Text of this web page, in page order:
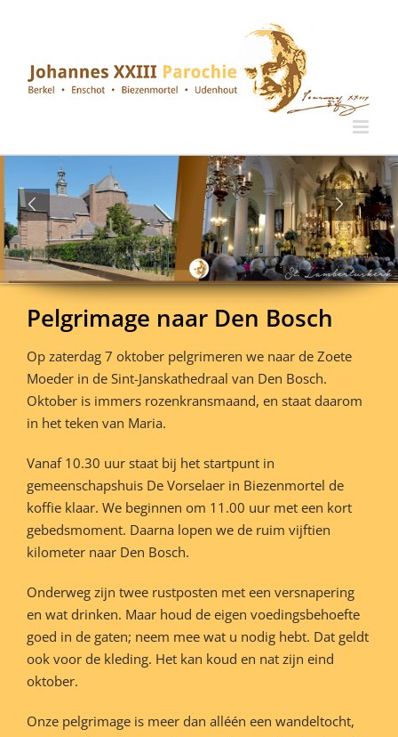
Pelgrimage naar Den Bosch
Op zaterdag 7 oktober pelgrimeren we naar de Zoete
Moeder in de Sint-Janskathedraal van Den Bosch.
Oktober is immers rozenkransmaand, en staat daarom
in het teken van Maria.
Vanaf 10.30 uur staat bij het startpunt in
gemeenschapshuis De Vorselaer in Biezenmortel de
koffie klaar. We beginnen om 11.00 uur met een kort
gebedsmoment. Daarna lopen we de ruim vijftien
kilometer naar Den Bosch.
Onderweg zijn twee rustposten met een versnapering
en wat drinken. Maar houd de eigen voedingsbehoefte
goed in de gaten; neem mee wat u nodig hebt. Dat geldt
ook voor de kleding. Het kan koud en nat zijn eind
oktober.
Onze pelgrimage is meer dan alléén een wandeltocht,